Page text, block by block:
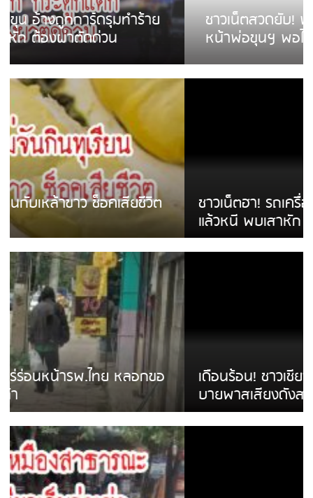
ชาวเน็ตสวดยับ! พบพม่าเร่ขายพวงมาลัย
หน้าพ่อขุนฯ พอไม่ซื้อเดินตาม
ชาวเน็ตฮา! รถเครื่องแม่สายชนป้ายร้านโลงศพ
แล้วหนี พบเสาหัก เบรคหัก หวิดได้ใช้บริการ
เดือนร้อน! ชาวเชียงรายบ่นรถ Isuzu สีขาวซิ่ง
บายพาสเสียงดังสร้างความรำคาญ